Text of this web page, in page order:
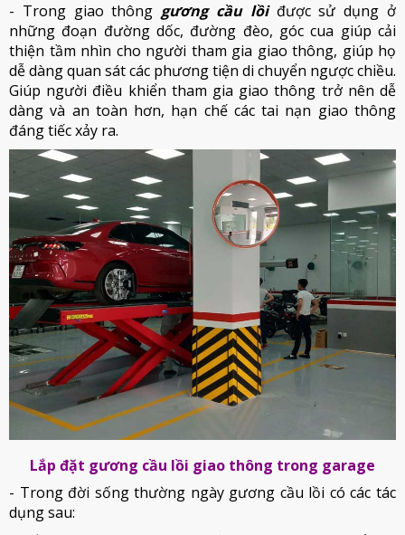
- Trong giao thông gương cầu lồi được sử dụng ở
những đoạn đường dốc, đường đèo, góc cua giúp cải
thiện tầm nhìn cho người tham gia giao thông, giúp họ
dễ dàng quan sát các phương tiện di chuyển ngược chiều.
Giúp người điều khiển tham gia giao thông trở nên dễ
dàng và an toàn hơn, hạn chế các tai nạn giao thông
đáng tiếc xảy ra.
Lắp đặt gương cầu lồi giao thông trong garage
- Trong đời sống thường ngày gương cầu lồi có các tác
dụng sau: